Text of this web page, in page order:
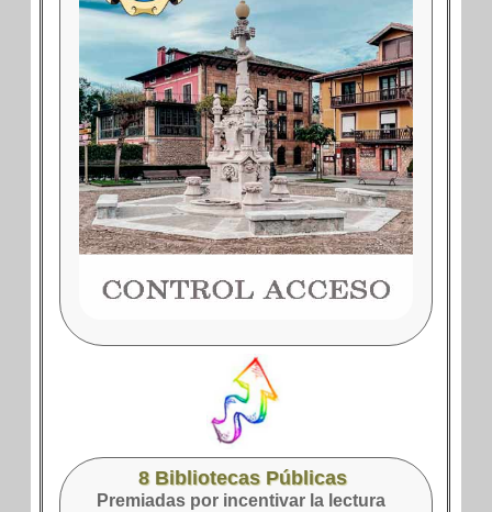
8 Bibliotecas Públicas
Premiadas por incentivar la lectura